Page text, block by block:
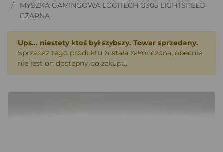
MYSZKA GAMINGOWA LOGITECH G305 LIGHTSPEED
CZARNA
Ups... niestety ktoś był szybszy. Towar sprzedany.
Sprzedaż tego produktu została zakończona, obecnie
nie jest on dostępny do zakupu.